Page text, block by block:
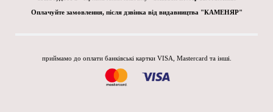
Оплачуйте замовлення, після дзвінка від видавництва "КАМЕНЯР"
приймамо до оплати банківські картки VISA, Mastercard та інші.